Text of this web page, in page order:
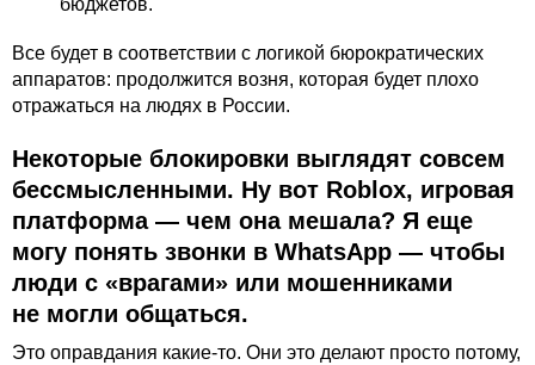
бюджетов.
Все будет в соответствии с логикой бюрократических
аппаратов: продолжится возня, которая будет плохо
отражаться на людях в России.
Некоторые блокировки выглядят совсем
бессмысленными. Ну вот Roblox, игровая
платформа — чем она мешала? Я еще
могу понять звонки в WhatsApp — чтобы
люди с «врагами» или мошенниками
не могли общаться.
Это оправдания какие-то. Они это делают просто потому,